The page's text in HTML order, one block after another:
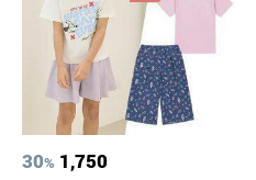
30% 1,750